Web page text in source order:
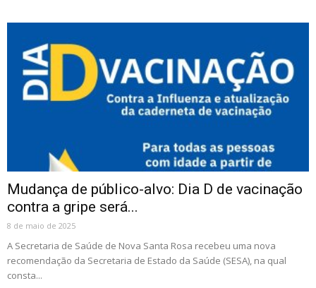
Mudança de público-alvo: Dia D de vacinação
contra a gripe será...
8 de maio de 2025
A Secretaria de Saúde de Nova Santa Rosa recebeu uma nova
recomendação da Secretaria de Estado da Saúde (SESA), na qual
consta...